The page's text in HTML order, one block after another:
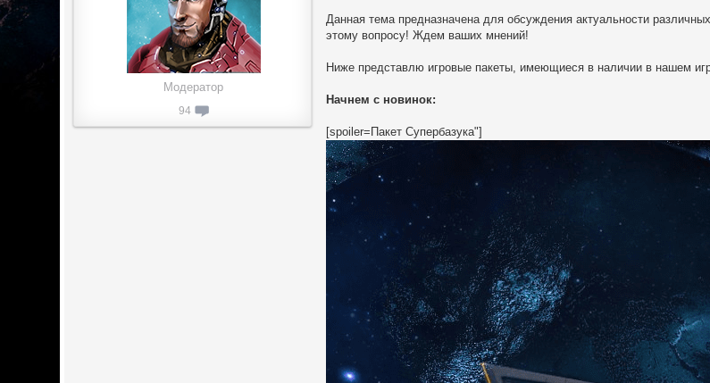
Данная тема предназначена для обсуждения актуальности
этому вопросу! Ждем ваших мнений!
Ниже представлю игровые пакеты, имеющиеся в наличии в нашем
Начнем с новинок:
[spoiler=Пакет Супербазука"]
Модератор
94